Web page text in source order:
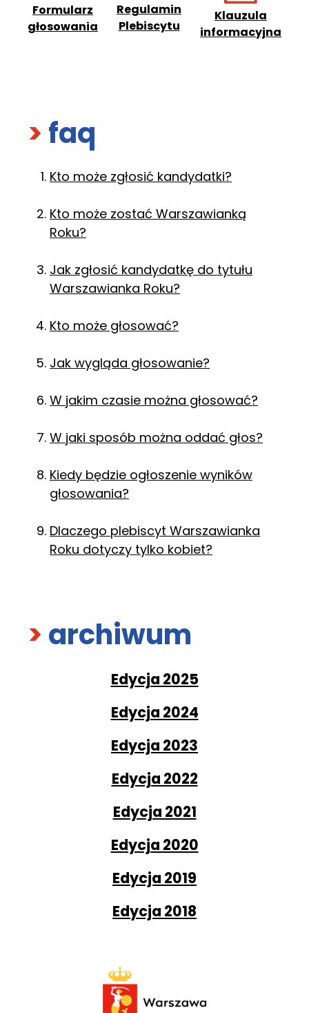
Formularz
głosowania
Regulamin
Plebiscytu
Klauzula
informacyjna
> faq
Kto może zgłosić kandydatki?
Kto może zostać Warszawianką
Roku?
Jak zgłosić kandydatkę do tytułu
Warszawianka Roku?
Kto może głosować?
Jak wygląda głosowanie?
W jakim czasie można głosować?
W jaki sposób można oddać głos?
Kiedy będzie ogłoszenie wyników
głosowania?
Dlaczego plebiscyt Warszawianka
Roku dotyczy tylko kobiet?
> archiwum
Edycja 2025
Edycja 2024
Edycja 2023
Edycja 2022
Edycja 2021
Edycja 2020
Edycja 2019
Edycja 2018